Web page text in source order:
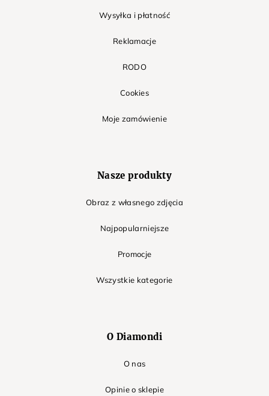
Wysyłka i płatność
Reklamacje
RODO
Cookies
Moje zamówienie
Nasze produkty
Obraz z własnego zdjęcia
Najpopularniejsze
Promocje
Wszystkie kategorie
O Diamondi
O nas
Opinie o sklepie